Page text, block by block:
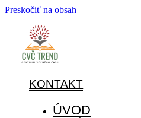
Preskočiť na obsah
KONTAKT
ÚVOD